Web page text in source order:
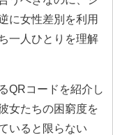
に女性差別を利用
一人ひとりを理解
QRコードを紹介し
女たちの困窮度を
いると限らない